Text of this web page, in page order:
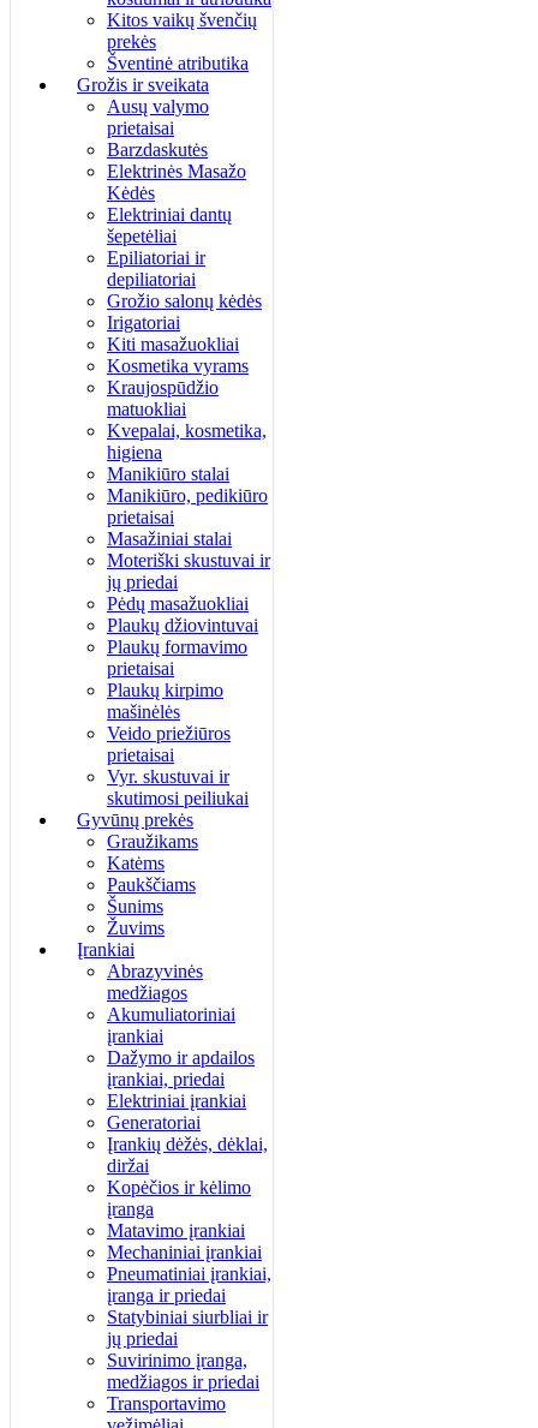
Kitos vaikų švenčių
prekės
Šventinė atributika
Grožis ir sveikata
Ausų valymo
prietaisai
Barzdaskutės
Elektrinės Masažo
Kėdės
Elektriniai dantų
šepetėliai
Epiliatoriai ir
depiliatoriai
Grožio salonų kėdės
Irigatoriai
Kiti masažuokliai
Kosmetika vyrams
Kraujospūdžio
matuokliai
Kvepalai, kosmetika,
higiena
Manikiūro stalai
Manikiūro, pedikiūro
prietaisai
Masažiniai stalai
Moteriški skustuvai ir
jų priedai
Pėdų masažuokliai
Plaukų džiovintuvai
Plaukų formavimo
prietaisai
Plaukų kirpimo
mašinėlės
Veido priežiūros
prietaisai
Vyr. skustuvai ir
skutimosi peiliukai
Gyvūnų prekės
Graužikams
Katėms
Paukščiams
Šunims
Žuvims
Įrankiai
Abrazyvinės
medžiagos
Akumuliatoriniai
įrankiai
Dažymo ir apdailos
įrankiai, priedai
Elektriniai įrankiai
Generatoriai
Įrankių dėžės, dėklai,
diržai
Kopėčios ir kėlimo
įranga
Matavimo įrankiai
Mechaniniai įrankiai
Pneumatiniai įrankiai,
įranga ir priedai
Statybiniai siurbliai ir
jų priedai
Suvirinimo įranga,
medžiagos ir priedai
Transportavimo